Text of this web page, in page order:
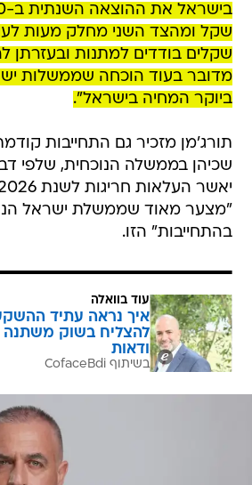
שקל ומהצד השני מחלק מעות
שקלים בודדים למתנות
מדובר בעוד הוכחה שממשלות
ביוקר המחיה בישראל".
תורג'מן מזכיר גם התחייבות
שכיהן בממשלה הנוכחית, שלפי
"מצער מאוד שממשלת ישראל
בהתחייבות" הזו.
עוד בוואלה
איך נראה עתיד
להצליח בשוק משתנה
ודאות
בשיתוף CofaceBdi